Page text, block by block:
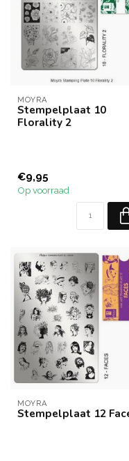
MOYRA
Stempelplaat 10
Florality 2
€9,95
Op voorraad
MOYRA
Stempelplaat 12